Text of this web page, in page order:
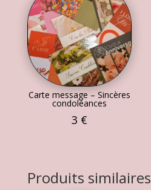
Carte message – Sincères
condoléances
3 €
Produits similaires